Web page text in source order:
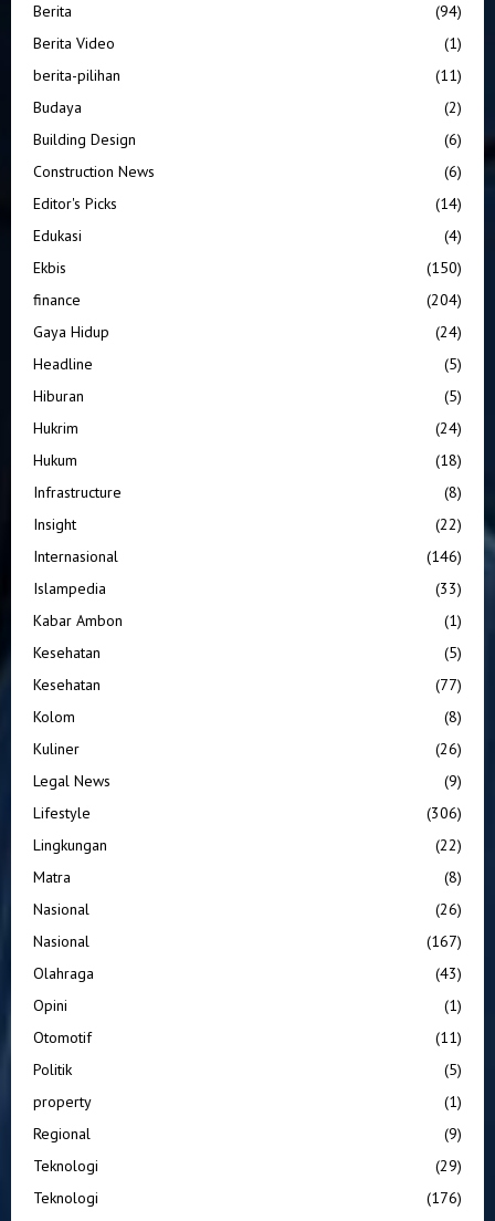
Berita
(94)
Berita Video
(1)
berita-pilihan
(11)
Budaya
(2)
Building Design
(6)
Construction News
(6)
Editor's Picks
(14)
Edukasi
(4)
Ekbis
(150)
finance
(204)
Gaya Hidup
(24)
Headline
(5)
Hiburan
(5)
Hukrim
(24)
Hukum
(18)
Infrastructure
(8)
Insight
(22)
Internasional
(146)
Islampedia
(33)
Kabar Ambon
(1)
Kesehatan
(5)
Kesehatan
(77)
Kolom
(8)
Kuliner
(26)
Legal News
(9)
Lifestyle
(306)
Lingkungan
(22)
Matra
(8)
Nasional
(26)
Nasional
(167)
Olahraga
(43)
Opini
(1)
Otomotif
(11)
Politik
(5)
property
(1)
Regional
(9)
Teknologi
(29)
Teknologi
(176)